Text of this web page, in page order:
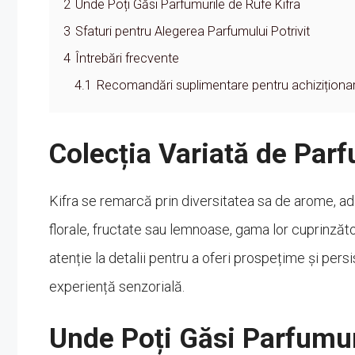
2 Unde Poți Găsi Parfumurile de Rufe Kifra
3 Sfaturi pentru Alegerea Parfumului Potrivit
4
Întrebări frecvente
4.1
Recomandări suplimentare pentru
Colecția Variată de
Kifra se remarcă prin diversitatea sa de arome,
florale, fructate sau lemnoase, gama lor
atenție la detalii pentru a oferi prospețime și
experiență senzorială.
Unde Poți Găsi